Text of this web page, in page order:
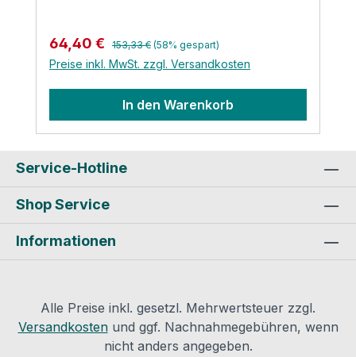
sind austauschbar und erhältlich bei uns.
Die Reinigung erfolgt mit Armaflex-
Spezialreiniger. Durch eine Schutzkappe
auf dem Pinsel wird die Austrocknung
Kontaktinformationen des
Herstellers:Armacell GmbH Robert Bosch
Straße 10 48153 Münster Mail:
info.de@armacell.com
Verkaufspreis:
64,40 € Regulärer Preis:
153,33 € (58% gespart)
Preise inkl. MwSt. zzgl. Versandkosten
In den Warenkorb
Service-Hotline
Shop Service
Informationen
Alle Preise inkl. gesetzl. Mehrwertsteuer zzgl.
Versandkostenund ggf. Nachnahmegebühren, wenn
nicht anders angegeben.